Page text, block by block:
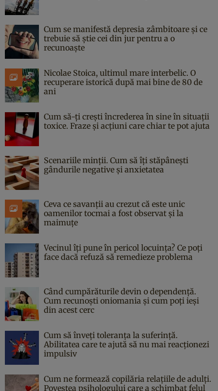
Cum se manifestă depresia zâmbitoare și ce
trebuie să știe cei din jur pentru a o
recunoaște
Nicolae Stoica, ultimul mare interbelic. O
recuperare istorică după mai bine de 80 de
ani
Cum să-ți crești încrederea în sine în situații
toxice. Fraze și acțiuni care chiar te pot ajuta
Scenariile minții. Cum să îți stăpânești
gândurile negative și anxietatea
Ceva ce savanții au crezut că este unic
oamenilor tocmai a fost observat și la
maimuțe
Vecinul îți pune în pericol locuința? Ce poți
face dacă refuză să remedieze problema
Când cumpărăturile devin o dependență.
Cum recunoști oniomania și cum poți ieși
din acest cerc
Cum să înveți toleranța la suferință.
Abilitatea care te ajută să nu mai reacționezi
impulsiv
Cum ne formează copilăria relațiile de adulți.
Povestea psihologului care a schimbat felul